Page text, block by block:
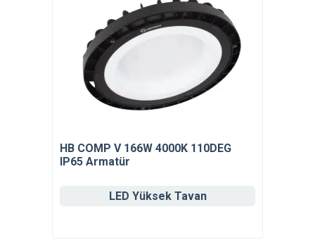
HB COMP V 166W 4000K 110DEG
IP65 Armatür
LED Yüksek Tavan